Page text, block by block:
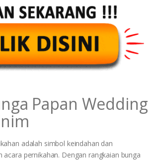
Papan Wedding
adalah simbol keindahan dan
acara pernikahan. Dengan rangkaian bunga